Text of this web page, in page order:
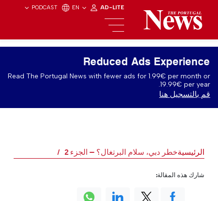
PODCAST EN AD-LITE
Reduced Ads Experience
Read The Portugal News with fewer ads for 1.99€ per month or
19.99€ per year.
قم بالتسجيل هنا
الرئيسيةخطر دبي، سلام البرتغال؟ — الجزء 2
شارك هذه المقالة: